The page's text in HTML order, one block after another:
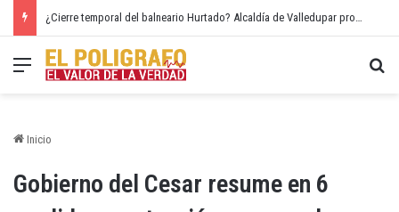
¿Cierre temporal del balneario Hurtado? Alcaldía de Valledupar propone recuperar el río Guatapurí
Menú
Inicio
Gobierno del Cesar resume en 6